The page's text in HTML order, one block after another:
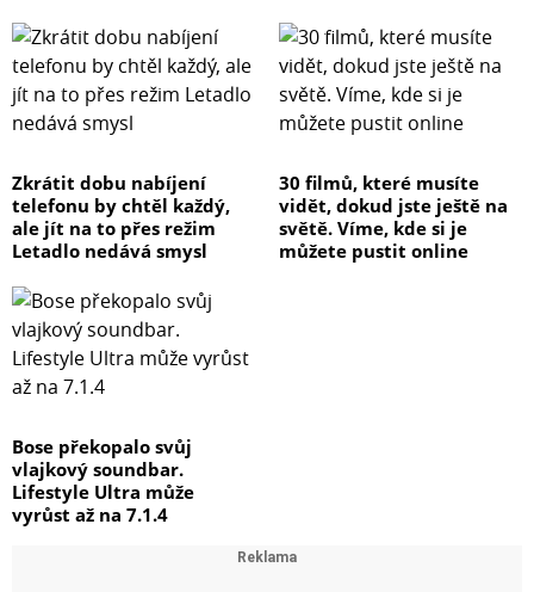
Zkrátit dobu nabíjení
telefonu by chtěl každý,
ale jít na to přes režim
Letadlo nedává smysl
30 filmů, které musíte
vidět, dokud jste ještě na
světě. Víme, kde si je
můžete pustit online
Bose překopalo svůj
vlajkový soundbar.
Lifestyle Ultra může
vyrůst až na 7.1.4